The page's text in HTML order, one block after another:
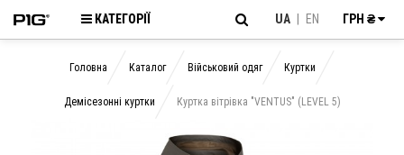
КАТЕГОРІЇ UA EN ГРН ₴
Головна Каталог Військовий одяг Куртки
Демісезонні куртки Куртка вітрівка "VENTUS" (LEVEL 5)